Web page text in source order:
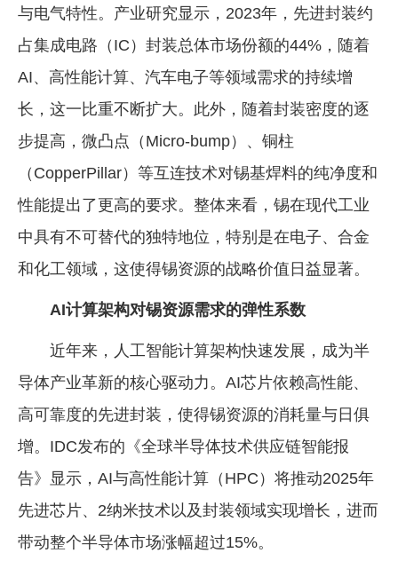
与电气特性。产业研究显示，2023年，先进封装约
占集成电路（IC）封装总体市场份额的44%，随着
AI、高性能计算、汽车电子等领域需求的持续增
长，这一比重不断扩大。此外，随着封装密度的逐
步提高，微凸点（Micro-bump）、铜柱
（CopperPillar）等互连技术对锡基焊料的纯净度和
性能提出了更高的要求。整体来看，锡在现代工业
中具有不可替代的独特地位，特别是在电子、合金
和化工领域，这使得锡资源的战略价值日益显著。
AI计算架构对锡资源需求的弹性系数
近年来，人工智能计算架构快速发展，成为半
导体产业革新的核心驱动力。AI芯片依赖高性能、
高可靠度的先进封装，使得锡资源的消耗量与日俱
增。IDC发布的《全球半导体技术供应链智能报
告》显示，AI与高性能计算（HPC）将推动2025年
先进芯片、2纳米技术以及封装领域实现增长，进而
带动整个半导体市场涨幅超过15%。